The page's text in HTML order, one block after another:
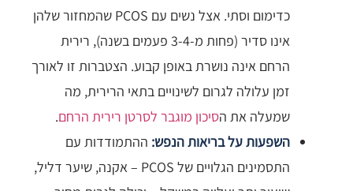
כדימום וסתי. אצל נשים עם PCOS שהמחזור שלהן
אינו סדיר (פחות מ-3-4 פעמים בשנה), רירית
הרחם אינה נושרת באופן קבוע. הצטברות זו לאורך
זמן עלולה לגרום לשינויים בתאי הרירית, מה
שמעלה את הסיכון מוגבר לסרטן רירית הרחם.
השפעות על בריאות הנפש: ההתמודדות עם
התסמינים הגלויים של PCOS – אקנה, שיער דליל,